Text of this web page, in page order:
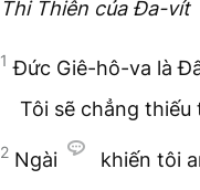
Thi Thiên của Đa-vít
1 Đức Giê-hô-va là
Tôi sẽ chẳng thiếu
2 Ngài khiến tôi